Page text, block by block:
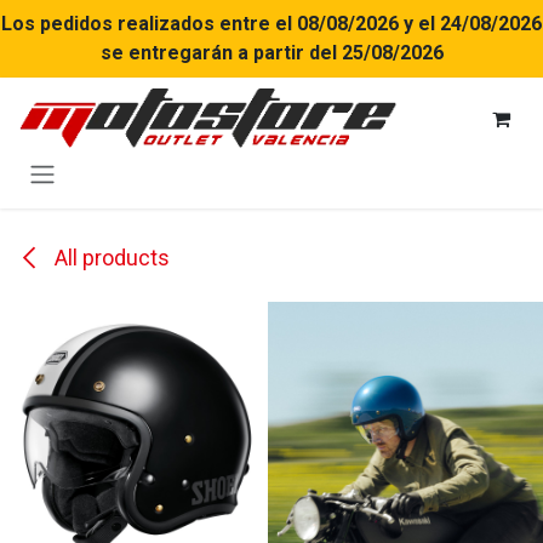
Ir al contenido
Los pedidos realizados entre el 08/08/2026 y el 24/08/2026
se entregarán a partir del 25/08/2026
All products